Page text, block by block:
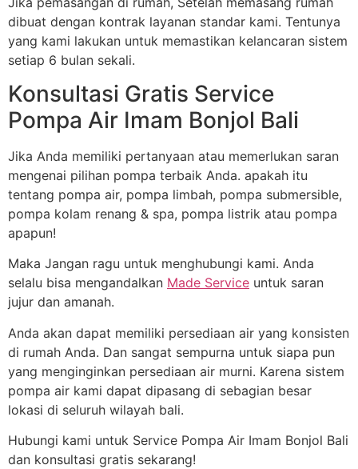
dibuat dengan kontrak layanan standar kami. Tentunya
yang kami lakukan untuk memastikan kelancaran sistem
setiap 6 bulan sekali.
Konsultasi Gratis Service
Pompa Air Imam Bonjol Bali
Jika Anda memiliki pertanyaan atau memerlukan saran
mengenai pilihan pompa terbaik Anda. apakah itu
tentang pompa air, pompa limbah, pompa submersible,
pompa kolam renang & spa, pompa listrik atau pompa
apapun!
Maka Jangan ragu untuk menghubungi kami. Anda
selalu bisa mengandalkan Made Service untuk saran
jujur ​​dan amanah.
Anda akan dapat memiliki persediaan air yang konsisten
di rumah Anda. Dan sangat sempurna untuk siapa pun
yang menginginkan persediaan air murni. Karena sistem
pompa air kami dapat dipasang di sebagian besar
lokasi di seluruh wilayah bali.
Hubungi kami untuk Service Pompa Air Imam Bonjol Bali
dan konsultasi gratis sekarang!